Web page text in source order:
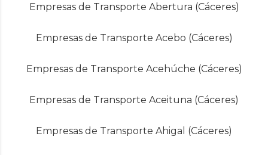
Empresas de Transporte Abertura (Cáceres)
Empresas de Transporte Acebo (Cáceres)
Empresas de Transporte Acehúche (Cáceres)
Empresas de Transporte Aceituna (Cáceres)
Empresas de Transporte Ahigal (Cáceres)